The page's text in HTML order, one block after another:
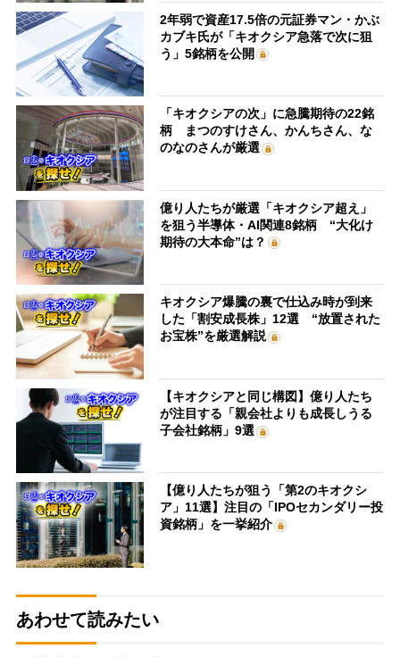
2年弱で資産17.5倍の元証券マン・かぶ
カブキ氏が「キオクシア急落で次に狙
う」5銘柄を公開
「キオクシアの次」に急騰期待の22銘
柄 まつのすけさん、かんちさん、な
のなのさんが厳選
億り人たちが厳選「キオクシア超え」
を狙う半導体・AI関連8銘柄 “大化け
期待の大本命”は？
キオクシア爆騰の裏で仕込み時が到来
した「割安成長株」12選 “放置された
お宝株”を厳選解説
【キオクシアと同じ構図】億り人たち
が注目する「親会社よりも成長しうる
子会社銘柄」9選
【億り人たちが狙う「第2のキオクシ
ア」11選】注目の「IPOセカンダリー投
資銘柄」を一挙紹介
あわせて読みたい